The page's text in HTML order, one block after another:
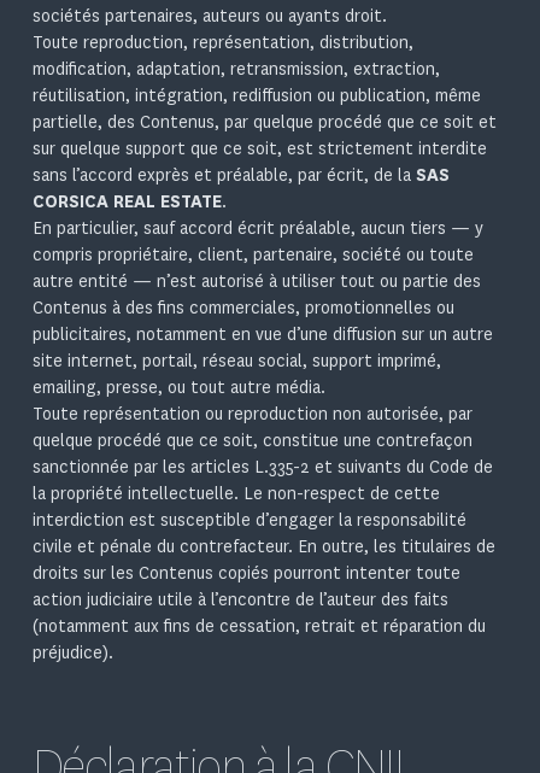
sociétés partenaires, auteurs ou ayants droit.
Toute reproduction, représentation, distribution,
modification, adaptation, retransmission, extraction,
réutilisation, intégration, rediffusion ou publication, même
partielle, des Contenus, par quelque procédé que ce soit et
sur quelque support que ce soit, est strictement interdite
sans l’accord exprès et préalable, par écrit, de la SAS
CORSICA REAL ESTATE.
En particulier, sauf accord écrit préalable, aucun tiers — y
compris propriétaire, client, partenaire, société ou toute
autre entité — n’est autorisé à utiliser tout ou partie des
Contenus à des fins commerciales, promotionnelles ou
publicitaires, notamment en vue d’une diffusion sur un autre
site internet, portail, réseau social, support imprimé,
emailing, presse, ou tout autre média.
Toute représentation ou reproduction non autorisée, par
quelque procédé que ce soit, constitue une contrefaçon
sanctionnée par les articles L.335-2 et suivants du Code de
la propriété intellectuelle. Le non-respect de cette
interdiction est susceptible d’engager la responsabilité
civile et pénale du contrefacteur. En outre, les titulaires de
droits sur les Contenus copiés pourront intenter toute
action judiciaire utile à l’encontre de l’auteur des faits
(notamment aux fins de cessation, retrait et réparation du
préjudice).